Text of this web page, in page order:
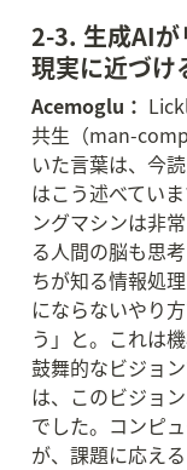
2-3. 生成AIが
現実に近づけ
Acemoglu：
共生（man-
いた言葉は、今
はこう述べてい
ングマシンは非
る人間の脳も思
ちが知る情報処
にならないやり
う」と。これは
鼓舞的なビジョ
は、このビジョ
でした。コンピ
が、課題に応え